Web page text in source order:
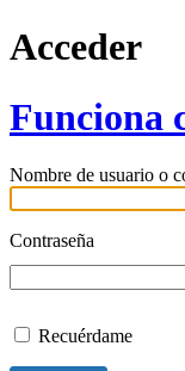
Acceder
Funciona
Nombre de usuario o
Contraseña
Recuérdame